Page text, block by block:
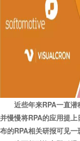
近些年来RPA一直潜
并慢慢将RPA的应用提
布的RPA相关研报可见一